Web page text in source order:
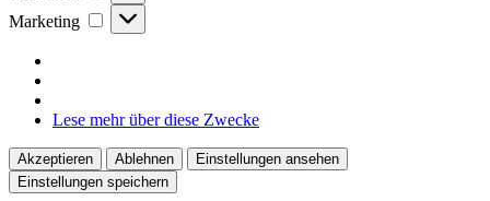
Marketing Marketing
Lese mehr über diese Zwecke
Akzeptieren Ablehnen
Einstellungen ansehen
Einstellungen speichern